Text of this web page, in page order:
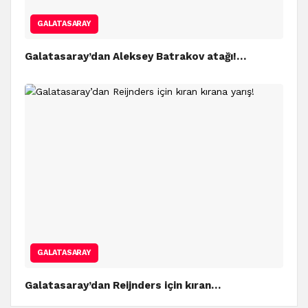
GALATASARAY
Galatasaray’dan Aleksey Batrakov atağı!…
GALATASARAY
Galatasaray’dan Reijnders için kıran…